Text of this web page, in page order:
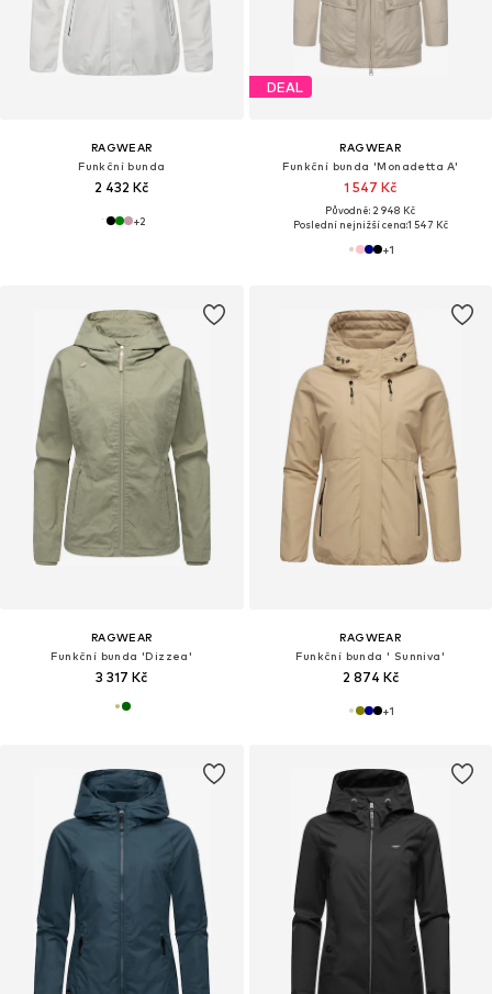
RAGWEAR
Funkční bunda
2 432 Kč
+2
DEAL
RAGWEAR
Funkční bunda 'Monadetta A'
1 547 Kč
Původně: 2 948 Kč
Poslední nejnižší cena:1 547 Kč
+1
RAGWEAR
Funkční bunda 'Dizzea'
3 317 Kč
RAGWEAR
Funkční bunda ' Sunniva'
2 874 Kč
+1